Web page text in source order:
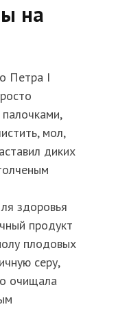
на
Петра I
мол,
диких
здоровья
продукт
плодовых
серу,
очищала